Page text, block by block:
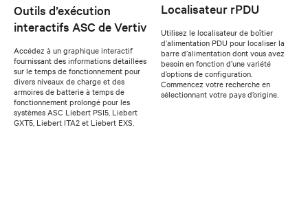
Outils d’exécution
interactifs ASC de Vertiv
Accédez à un graphique interactif
fournissant des informations détaillées
sur le temps de fonctionnement pour
divers niveaux de charge et des
armoires de batterie à temps de
fonctionnement prolongé pour les
systèmes ASC Liebert PSI5, Liebert
GXT5, Liebert ITA2 et Liebert EXS.
Localisateur rPDU
Utilisez le localisateur de boîtier
d’alimentation PDU pour localiser la
barre d’alimentation dont vous avez
besoin en fonction d’une variété
d’options de configuration.
Commencez votre recherche en
sélectionnant votre pays d’origine.